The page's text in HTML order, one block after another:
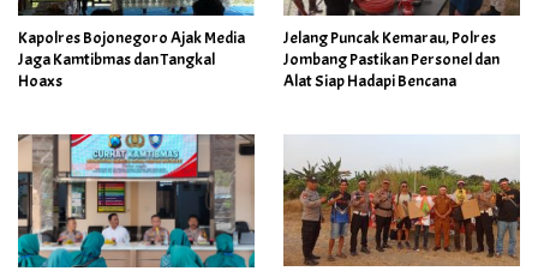
Kapolres Bojonegoro Ajak Media
Jaga Kamtibmas dan Tangkal
Hoaxs
Jelang Puncak Kemarau, Polres
Jombang Pastikan Personel dan
Alat Siap Hadapi Bencana